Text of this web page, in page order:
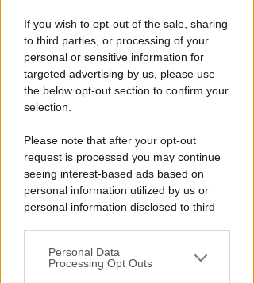
If you wish to opt-out of the sale, sharing
to third parties, or processing of your
personal or sensitive information for
targeted advertising by us, please use
the below opt-out section to confirm your
selection.
Please note that after your opt-out
request is processed you may continue
seeing interest-based ads based on
personal information utilized by us or
personal information disclosed to third
You may separately opt-out of the further
disclosure of your personal information
Personal Data
Processing Opt Outs
match tra Vigor Senigallia e
Rimini
diIcaro Sport
CRER FIGC LND